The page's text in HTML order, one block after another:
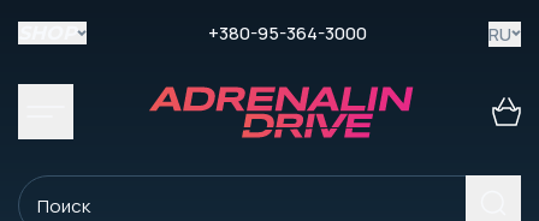
+380-95-364-3000 RU